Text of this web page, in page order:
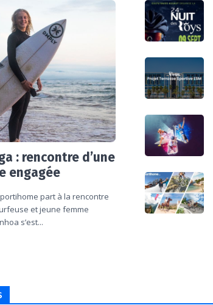
: rencontre d’une
engagée
part à la rencontre
et jeune femme
s’est...